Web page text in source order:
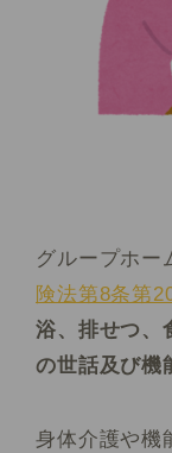
グループホー
険法第8条第
浴、排せつ、
の世話及び機
身体介護や機